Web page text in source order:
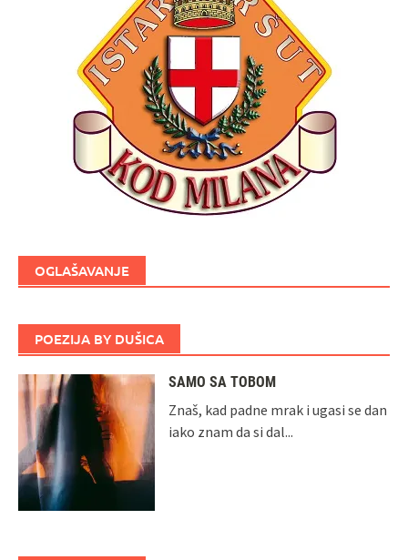
OGLAŠAVANJE
POEZIJA BY DUŠICA
SAMO SA TOBOM
Znaš, kad padne mrak i ugasi se dan
iako znam da si dal...